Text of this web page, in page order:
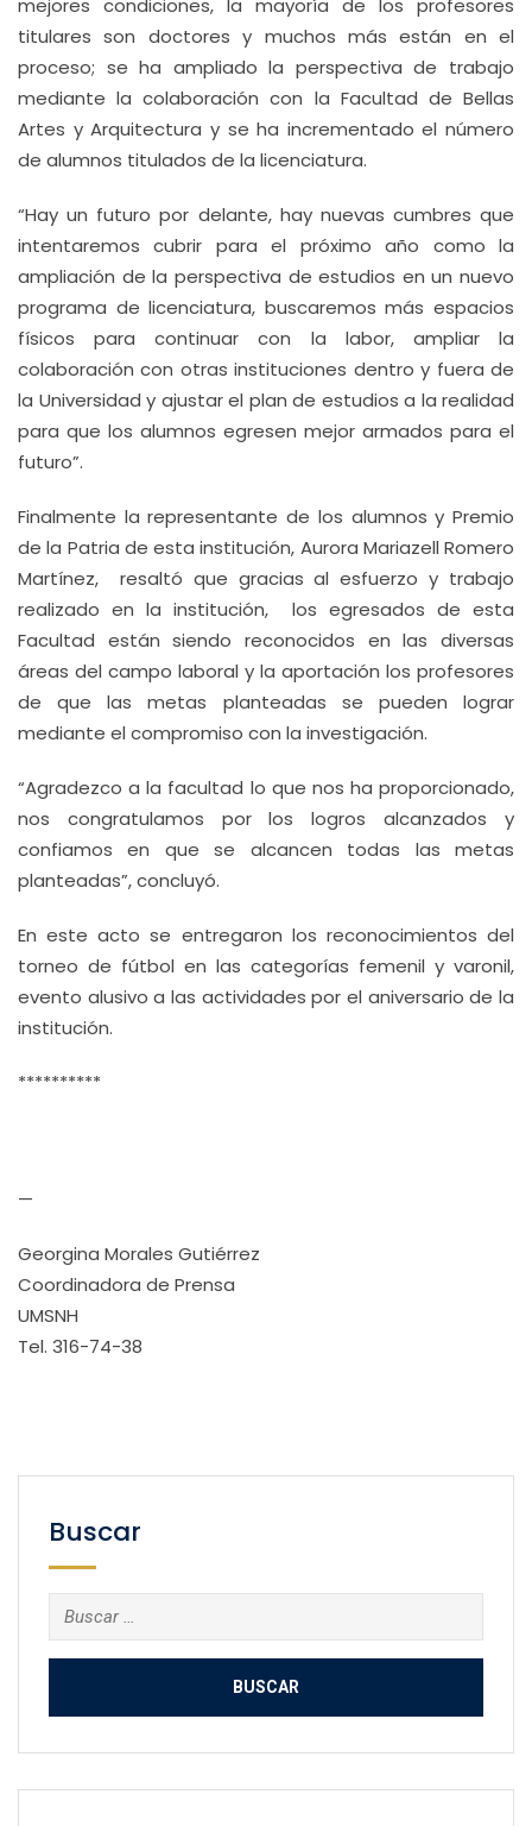
mejores condiciones, la mayoría de los profesores
titulares son doctores y muchos más están en el
proceso; se ha ampliado la perspectiva de trabajo
mediante la colaboración con la Facultad de Bellas
Artes y Arquitectura y se ha incrementado el número
de alumnos titulados de la licenciatura.
“Hay un futuro por delante, hay nuevas cumbres que
intentaremos cubrir para el próximo año como la
ampliación de la perspectiva de estudios en un nuevo
programa de licenciatura, buscaremos más espacios
físicos para continuar con la labor, ampliar la
colaboración con otras instituciones dentro y fuera de
la Universidad y ajustar el plan de estudios a la realidad
para que los alumnos egresen mejor armados para el
futuro”.
Finalmente la representante de los alumnos y Premio
de la Patria de esta institución, Aurora Mariazell Romero
Martínez, resaltó que gracias al esfuerzo y trabajo
realizado en la institución, los egresados de esta
Facultad están siendo reconocidos en las diversas
áreas del campo laboral y la aportación los profesores
de que las metas planteadas se pueden lograr
mediante el compromiso con la investigación.
“Agradezco a la facultad lo que nos ha proporcionado,
nos congratulamos por los logros alcanzados y
confiamos en que se alcancen todas las metas
planteadas”, concluyó.
En este acto se entregaron los reconocimientos del
torneo de fútbol en las categorías femenil y varonil,
evento alusivo a las actividades por el aniversario de la
institución.
**********
—
Georgina Morales Gutiérrez
Coordinadora de Prensa
UMSNH
Tel. 316-74-38
Buscar
Buscar: